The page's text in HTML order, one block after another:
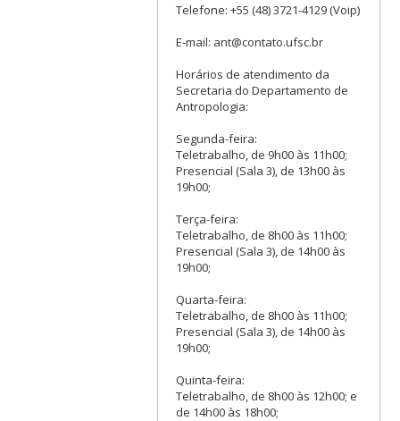
Telefone: +55 (48) 3721-4129 (Voip)
E-mail: ant@contato.ufsc.br
Horários de atendimento da
Secretaria do Departamento de
Antropologia:
Segunda-feira:
Teletrabalho, de 9h00 às 11h00;
Presencial (Sala 3), de 13h00 às
19h00;
Terça-feira:
Teletrabalho, de 8h00 às 11h00;
Presencial (Sala 3), de 14h00 às
19h00;
Quarta-feira:
Teletrabalho, de 8h00 às 11h00;
Presencial (Sala 3), de 14h00 às
19h00;
Quinta-feira:
Teletrabalho, de 8h00 às 12h00; e
de 14h00 às 18h00;